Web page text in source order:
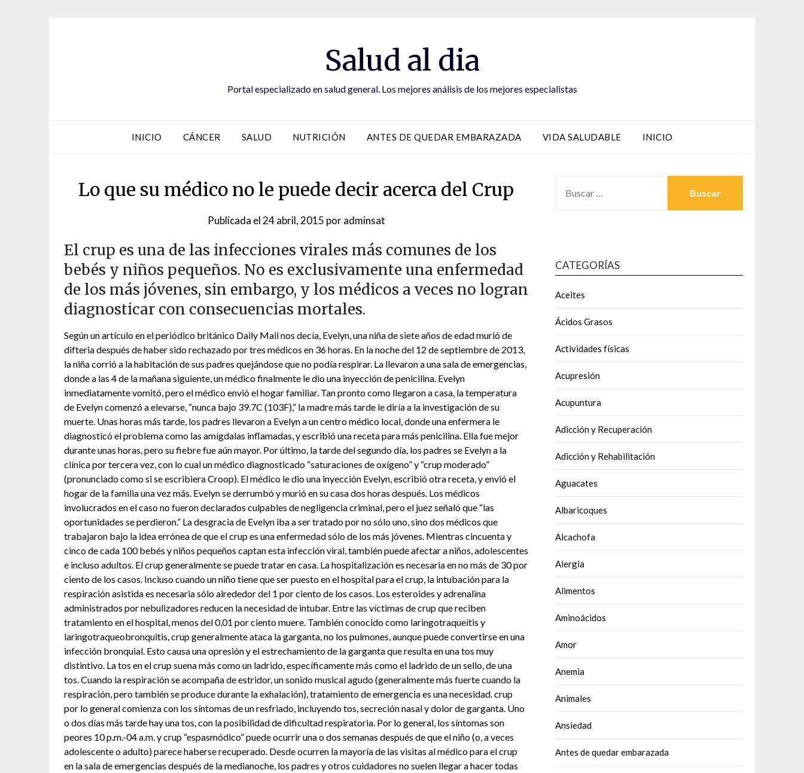
Salud al dia
Portal especializado en salud general. Los mejores análisis de los mejores especialistas
INICIO CÁNCER SALUD NUTRICIÓN ANTES DE QUEDAR EMBARAZADA VIDA SALUDABLE INICIO
Lo que su médico no le puede decir acerca del Crup
Publicada el 24 abril, 2015 poradminsat
El crup es una de las infecciones virales más comunes de los
bebés y niños pequeños. No es exclusivamente una enfermedad
de los más jóvenes, sin embargo, y los médicos a veces no logran
diagnosticar con consecuencias mortales.
Según un artículo en el periódico británico Daily Mail nos decía, Evelyn, una niña de siete años de edad murió de
difteria después de haber sido rechazado por tres médicos en 36 horas. En la noche del 12 de septiembre de 2013,
la niña corrió a la habitación de sus padres quejándose que no podía respirar. La llevaron a una sala de emergencias,
donde a las 4 de la mañana siguiente, un médico finalmente le dio una inyección de penicilina. Evelyn
inmediatamente vomitó, pero el médico envió el hogar familiar. Tan pronto como llegaron a casa, la temperatura
de Evelyn comenzó a elevarse, “nunca bajo 39.7C (103F),” la madre más tarde le diría a la investigación de su
muerte. Unas horas más tarde, los padres llevaron a Evelyn a un centro médico local, donde una enfermera le
diagnosticó el problema como las amígdalas inflamadas, y escribió una receta para más penicilina. Ella fue mejor
durante unas horas, pero su fiebre fue aún mayor. Por último, la tarde del segundo día, los padres se Evelyn a la
clínica por tercera vez, con lo cual un médico diagnosticado “saturaciones de oxígeno” y “crup moderado”
(pronunciado como si se escribiera Croop). El médico le dio una inyección Evelyn, escribió otra receta, y envió el
hogar de la familia una vez más. Evelyn se derrumbó y murió en su casa dos horas después. Los médicos
involucrados en el caso no fueron declarados culpables de negligencia criminal, pero el juez señaló que “las
oportunidades se perdieron.” La desgracia de Evelyn iba a ser tratado por no sólo uno, sino dos médicos que
trabajaron bajo la idea errónea de que el crup es una enfermedad sólo de los más jóvenes. Mientras cincuenta y
cinco de cada 100 bebés y niños pequeños captan esta infección viral, también puede afectar a niños, adolescentes
e incluso adultos. El crup generalmente se puede tratar en casa. La hospitalización es necesaria en no más de 30 por
ciento de los casos. Incluso cuando un niño tiene que ser puesto en el hospital para el crup, la intubación para la
respiración asistida es necesaria sólo alrededor del 1 por ciento de los casos. Los esteroides y adrenalina
administrados por nebulizadores reducen la necesidad de intubar. Entre las víctimas de crup que reciben
tratamiento en el hospital, menos del 0,01 por ciento muere. También conocido como laringotraqueítis y
laringotraqueobronquitis, crup generalmente ataca la garganta, no los pulmones, aunque puede convertirse en una
infección bronquial. Esto causa una opresión y el estrechamiento de la garganta que resulta en una tos muy
distintivo. La tos en el crup suena más como un ladrido, específicamente más como el ladrido de un sello, de una
tos. Cuando la respiración se acompaña de estridor, un sonido musical agudo (generalmente más fuerte cuando la
respiración, pero también se produce durante la exhalación), tratamiento de emergencia es una necesidad. crup
por lo general comienza con los síntomas de un resfriado, incluyendo tos, secreción nasal y dolor de garganta. Uno
o dos días más tarde hay una tos, con la posibilidad de dificultad respiratoria. Por lo general, los síntomas son
peores 10 p.m.-04 a.m. y crup “espasmódico” puede ocurrir una o dos semanas después de que el niño (o, a veces
adolescente o adulto) parece haberse recuperado. Desde ocurren la mayoría de las visitas al médico para el crup
en la sala de emergencias después de la medianoche, los padres y otros cuidadores no suelen llegar a hacer todas
CATEGORÍAS
Aceites
Ácidos Grasos
Actividades físicas
Acupresión
Acupuntura
Adicción y Recuperación
Adicción y Rehabilitación
Aguacates
Albaricoques
Alcachofa
Alergia
Alimentos
Aminoácidos
Amor
Anemia
Animales
Ansiedad
Antes de quedar embarazada